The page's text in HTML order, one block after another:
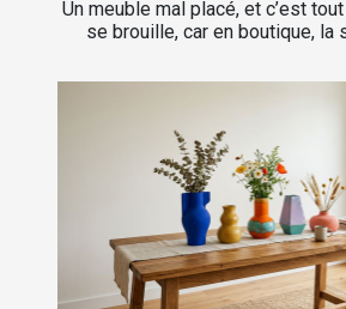
Un meuble mal placé, et c’est
se brouille, car en boutique, la